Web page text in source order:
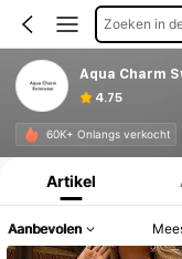
Zoeken in
Aqua Charm
4.75
60K+ Onlangs verkocht
Productinformatie:
Artikel
Aanbevolen